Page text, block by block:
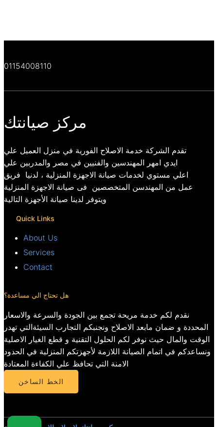
01154008110
مركز صيانتك
تقدم الشركة خدمة الاصلاح الفورية في منزل العميل علي
ايدي امهر المهندسين والفنيين في مصر والمدربين علي
اعلي مستوي لخدمات صيانة الاجهزة المنزلية ، لدنيا فريق
عمل من المهندسن المتخصصين فى صيانة الاجهزة المنزلية
ويتوفر لدينا صيانة الأجهزة التالية
Quick Links
About Us
Services
Contact
هل تحتاج الي مساعدة؟
نقدم لكم خدمة مريحة تجمع بين الجودة والسرعة والاسعار
المحددة و ضمان مابعد الاصلاح ونجنبكم التجارب السيئةالتي تهدر
الوقت والمال حيث نوفر لكم الحلول التقنية و قطع الغيار الاصلية
ونساعدكم في اتمام الصيانة اللازمة لأجهزتكم المنزلية في الحدود
الامنة التي تحافظ علي الكفاءة المعتادة
الخط الساخن